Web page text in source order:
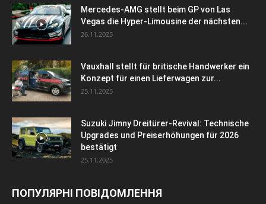
Mercedes-AMG stellt beim GP von Las
Vegas die Hyper-Limousine der nächsten...
26.11.2025
Vauxhall stellt für britische Handwerker ein
Konzept für einen Lieferwagen zur...
25.11.2025
Suzuki Jimny Dreitürer-Revival: Technische
Upgrades und Preiserhöhungen für 2026
bestätigt
25.11.2025
ПОПУЛЯРНІ ПОВІДОМЛЕННЯ